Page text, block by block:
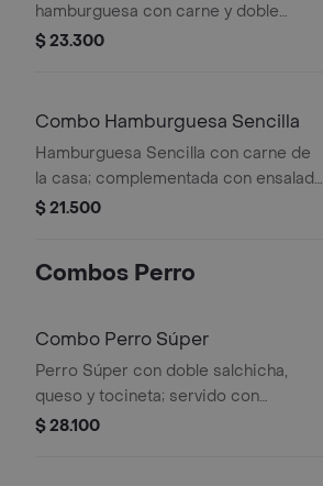
hamburguesa con carne y doble
queso, ensalada de repollo, pepino
papas francesas y gaseosa de 350ml.
$ 23.300
Combo Hamburguesa Sencilla
Hamburguesa Sencilla con carne de
la casa; complementada con ensalada
de repollo con zanahoria, pepino
Incluye papas francesas y gaseosa de
$ 21.500
Combos Perro
Combo Perro Súper
Perro Súper con doble salchicha,
queso y tocineta; servido con
ensalada de repollo con zanahoria,
$ 28.100